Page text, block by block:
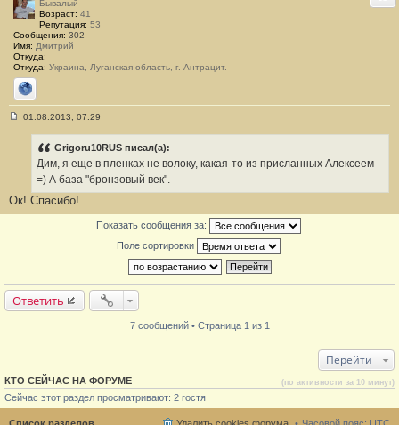
Бывалый
Возраст: 41
Репутация: 53
Сообщения: 302
Имя: Дмитрий
Откуда:
Откуда: Украина, Луганская область, г. Антрацит.
Сайт
и
01.08.2013, 07:29
Grigoru10RUS писал(а):
Дим, я еще в пленках не волоку, какая-то из присланных Алексеем
=) А база "бронзовый век".
Ок! Спасибо!
Показать сообщения за:
Поле сортировки
Ответить
7 сообщений • Страница 1 из 1
Перейти
КТО СЕЙЧАС НА ФОРУМЕ (по активности за 10 минут)
Сейчас этот раздел просматривают: 2 гостя